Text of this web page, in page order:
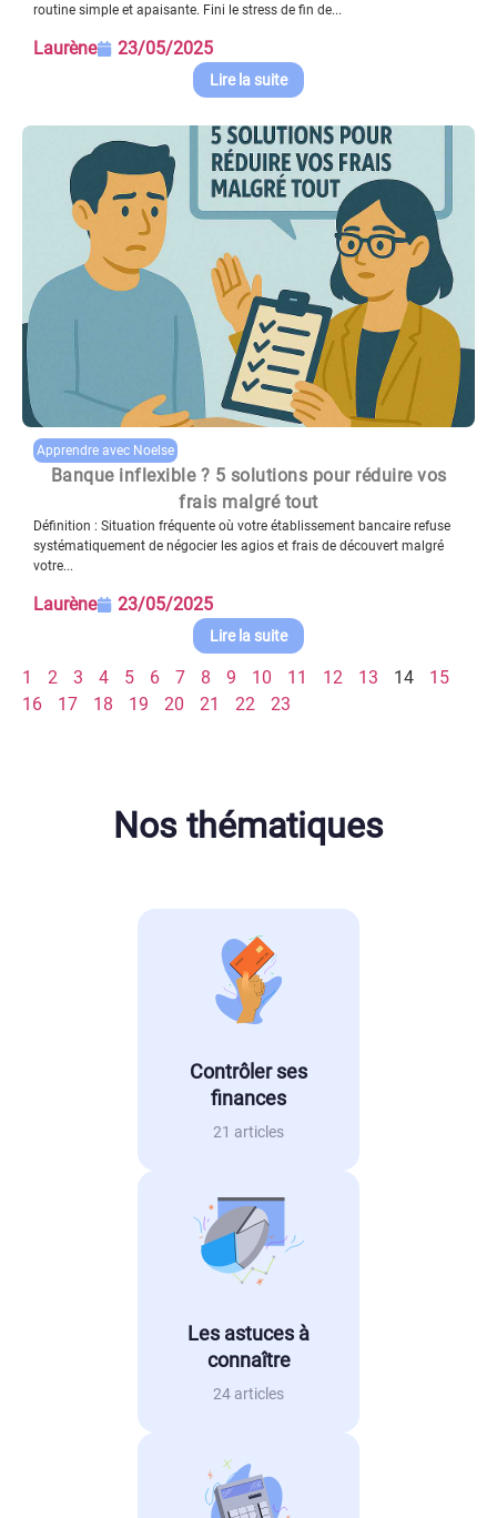
routine simple et apaisante. Fini le stress de fin de...
Laurène 23/05/2025
Lire la suite
Apprendre avec Noelse
Banque inflexible ? 5 solutions pour réduire vos
frais malgré tout
Définition : Situation fréquente où votre établissement bancaire refuse
systématiquement de négocier les agios et frais de découvert malgré
votre...
Laurène 23/05/2025
Lire la suite
1 2 3 4 5 6 7 8 9 10 11 12 13 14
15
16
17 18 19 20 21 22 23
Nos thématiques
Contrôler ses
finances
21 articles
Les astuces à
connaître
24 articles